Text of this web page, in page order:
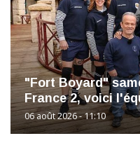
"Fort Boyard"
France 2, voici
06 août 2026 - 11:10